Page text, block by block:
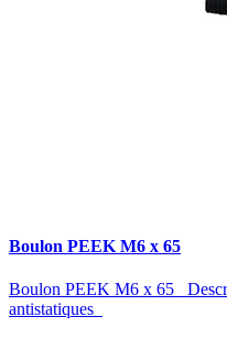
Boulon PEEK M6 x 65
Boulon PEEK M6 x 65
antistatiques